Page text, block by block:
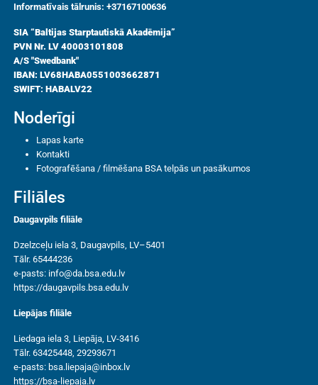
Informatīvais tālrunis: +37167100636
SIA “Baltijas Starptautiskā Akadēmija”
PVN Nr. LV 40003101808
A/S "Swedbank"
IBAN: LV68HABA0551003662871
SWIFT: HABALV22
Noderīgi
Lapas karte
Kontakti
Fotografēšana / filmēšana BSA telpās un pasākumos
Filiāles
Daugavpils filiāle
Dzelzceļu iela 3, Daugavpils, LV–5401
Tālr. 65444236
e-pasts: info@da.bsa.edu.lv
https://daugavpils.bsa.edu.lv
Liepājas filiāle
Liedaga iela 3, Liepāja, LV-3416
Tālr. 63425448, 29293671
e-pasts: bsa.liepaja@inbox.lv
https://bsa-liepaja.lv